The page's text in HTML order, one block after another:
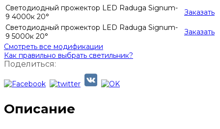
Светодиодный прожектор LED Raduga Signum-
9 4000к 20°
Заказать
Светодиодный прожектор LED Raduga Signum-
9 5000к 20°
Заказать
Смотреть все модификации
Как правильно выбрать светильник?
Поделиться:
Описание